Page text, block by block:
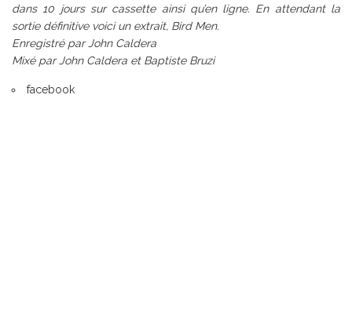
dans 10 jours sur cassette ainsi qu’en ligne. En attendant la
sortie définitive voici un extrait, Bird Men.
Enregistré par John Caldera
Mixé par John Caldera et Baptiste Bruzi
facebook